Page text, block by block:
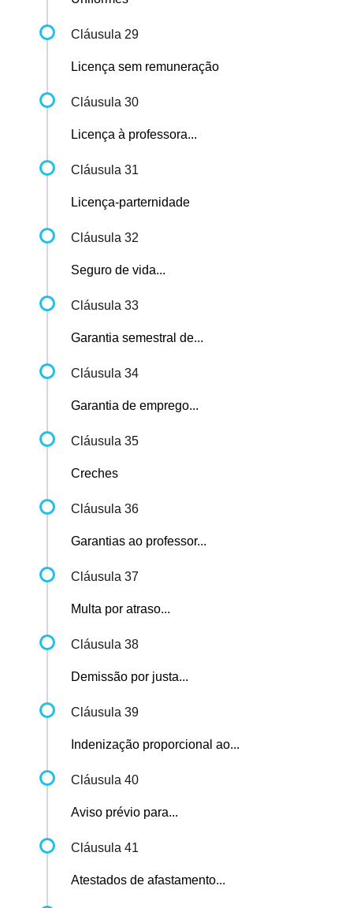
Cláusula 29
Licença sem remuneração
Cláusula 30
Licença à professora...
Cláusula 31
Licença-parternidade
Cláusula 32
Seguro de vida...
Cláusula 33
Garantia semestral de...
Cláusula 34
Garantia de emprego...
Cláusula 35
Creches
Cláusula 36
Garantias ao professor...
Cláusula 37
Multa por atraso...
Cláusula 38
Demissão por justa...
Cláusula 39
Indenização proporcional ao...
Cláusula 40
Aviso prévio para...
Cláusula 41
Atestados de afastamento...